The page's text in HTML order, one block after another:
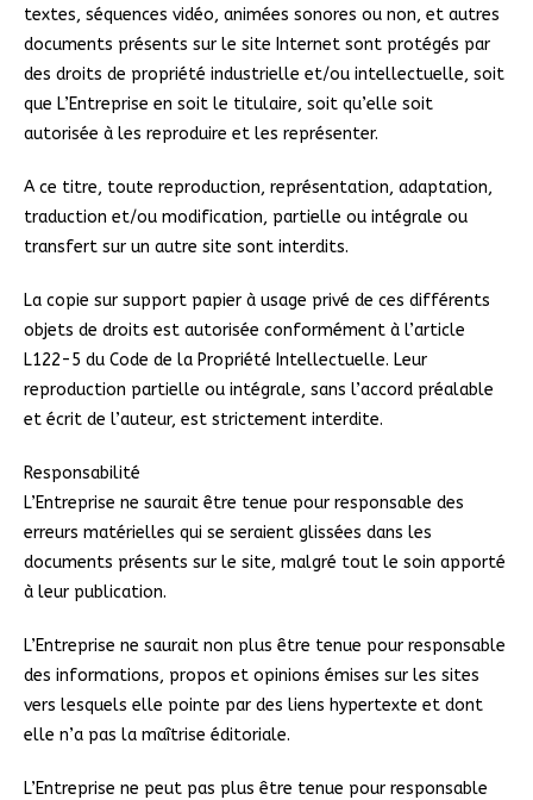
textes, séquences vidéo, animées sonores ou non, et autres
documents présents sur le site Internet sont protégés par
des droits de propriété industrielle et/ou intellectuelle, soit
que L’Entreprise en soit le titulaire, soit qu’elle soit
autorisée à les reproduire et les représenter.
A ce titre, toute reproduction, représentation, adaptation,
traduction et/ou modification, partielle ou intégrale ou
transfert sur un autre site sont interdits.
La copie sur support papier à usage privé de ces différents
objets de droits est autorisée conformément à l’article
L122-5 du Code de la Propriété Intellectuelle. Leur
reproduction partielle ou intégrale, sans l’accord préalable
et écrit de l’auteur, est strictement interdite.
Responsabilité
L’Entreprise ne saurait être tenue pour responsable des
erreurs matérielles qui se seraient glissées dans les
documents présents sur le site, malgré tout le soin apporté
à leur publication.
L’Entreprise ne saurait non plus être tenue pour responsable
des informations, propos et opinions émises sur les sites
vers lesquels elle pointe par des liens hypertexte et dont
elle n’a pas la maîtrise éditoriale.
L’Entreprise ne peut pas plus être tenue pour responsable